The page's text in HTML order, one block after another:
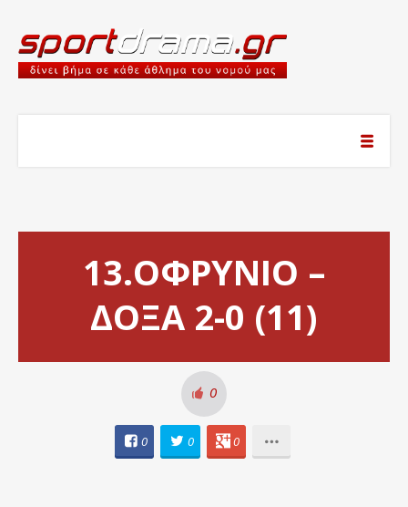
13.ΟΦΡΥΝΙΟ –
ΔΟΞΑ 2-0 (11)
0
0 0 0